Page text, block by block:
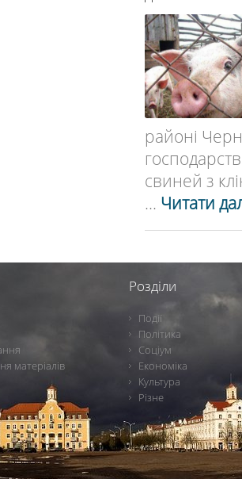
районі
свиней з
... Читати
матеріалів
Розділи
Події
Політика
Соціум
Економіка
Культура
Різне